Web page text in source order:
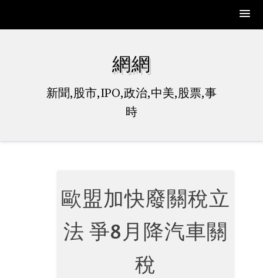
網網
新聞,股市,IPO,政治,中美,股票,事
時
歐盟加快廢關稅立
法 爭8月降汽車關
稅